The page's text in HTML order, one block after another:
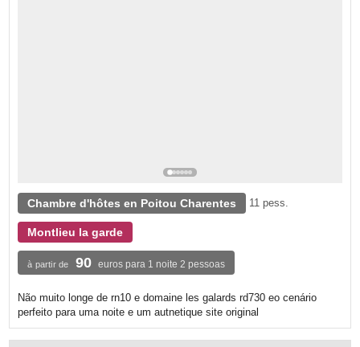
Chambre d'hôtes en Poitou Charentes 11 pess.
Montlieu la garde
à partir de 90 euros para 1 noite 2 pessoas
Não muito longe de rn10 e domaine les galards rd730 eo cenário
perfeito para uma noite e um autnetique site original